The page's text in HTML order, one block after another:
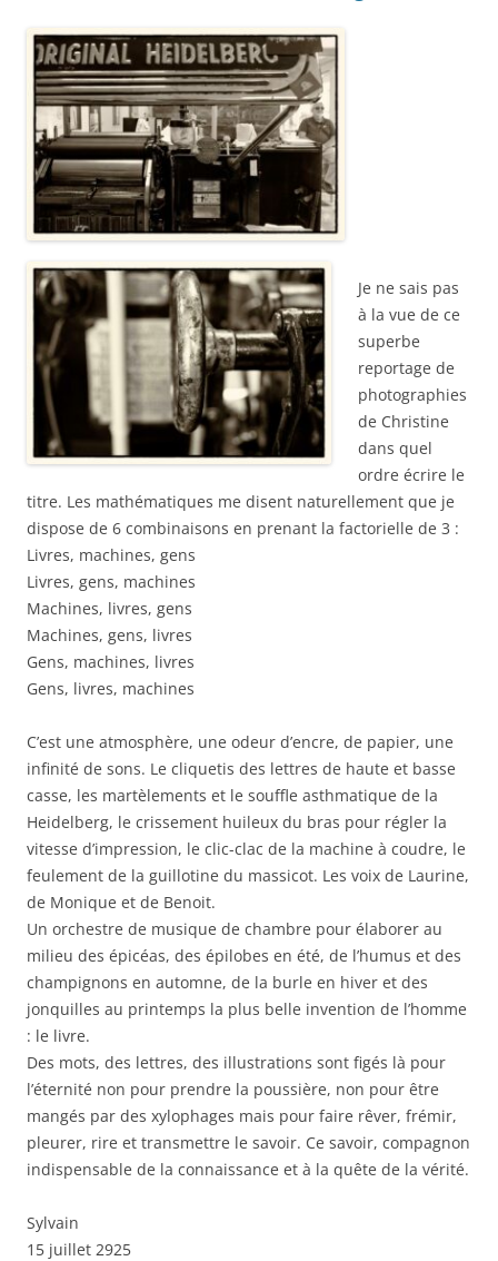
Je ne sais pas
à la vue de ce
superbe
reportage de
photographies
de Christine
dans quel
ordre écrire le
titre. Les mathématiques me disent naturellement que je
dispose de 6 combinaisons en prenant la factorielle de 3 :
Livres, machines, gens
Livres, gens, machines
Machines, livres, gens
Machines, gens, livres
Gens, machines, livres
Gens, livres, machines
C’est une atmosphère, une odeur d’encre, de papier, une
infinité de sons. Le cliquetis des lettres de haute et basse
casse, les martèlements et le souffle asthmatique de la
Heidelberg, le crissement huileux du bras pour régler la
vitesse d’impression, le clic-clac de la machine à coudre, le
feulement de la guillotine du massicot. Les voix de Laurine,
de Monique et de Benoit.
Un orchestre de musique de chambre pour élaborer au
milieu des épicéas, des épilobes en été, de l’humus et des
champignons en automne, de la burle en hiver et des
jonquilles au printemps la plus belle invention de l’homme
: le livre.
Des mots, des lettres, des illustrations sont figés là pour
l’éternité non pour prendre la poussière, non pour être
mangés par des xylophages mais pour faire rêver, frémir,
pleurer, rire et transmettre le savoir. Ce savoir, compagnon
indispensable de la connaissance et à la quête de la vérité.
Sylvain
15 juillet 2925